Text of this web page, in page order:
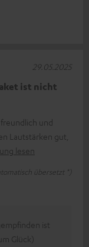
ist nicht
und
Lautstärken gut,
lesen
übersetzt *)
29.05.2025
ist
Glück)